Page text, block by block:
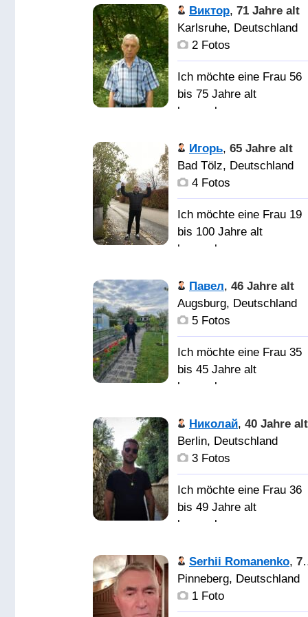
числе национальность,
вероисповедание,
п.
лишнего веса,
желательно с Германии,
переехать.
профессиональный
музыкант,,, клавишник. В
Германии уже 29 год.
Латвии.
внешности, для
приятного
времяпровождения, и
Виктор, 71 Jahre alt
Karlsruhe, Deutschland
2 Fotos
Ich möchte eine Frau 56
bis 75 Jahre alt
kennenlernen
Мягкий
характер, спокойный, к
сожалению слишком
обыкновенную женщину,
по возможности
согласную на переезд. У
простую и обыкновенную
возможности согласную
на переезд.
Игорь, 65 Jahre alt
Bad Tölz, Deutschland
4 Fotos
Ich möchte eine Frau 19
bis 100 Jahre alt
kennenlernen
НОРМАЛЬНЫЙ
АДЕКВАТНЫЙ
КИЕВА
германии. двое сыновей.
Павел, 46 Jahre alt
Augsburg, Deutschland
5 Fotos
Ich möchte eine Frau 35
bis 45 Jahre alt
kennenlernen
Спокойной,
добрый, уверенный в
себе.
Добрую, нежную,
красивую, умную с
приятную в общении.
Николай, 40 Jahre alt
Berlin, Deutschland
3 Fotos
Ich möchte eine Frau 36
bis 49 Jahre alt
kennenlernen
Рост 1. 87,
84 Не курю, из спорта
предпочитаю теннис,
Serhii Romanenko, 78 Jahre alt
Pinneberg, Deutschland
1 Foto